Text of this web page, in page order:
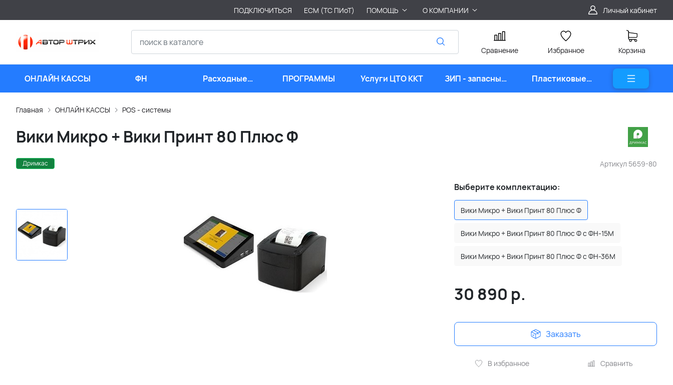
ПОДКЛЮЧИТЬСЯ ЕСМ (ТС ПИоТ) ПОМОЩЬ О КОМПАНИИ Личный кабинет
Сравнение Избранное Корзина
ОНЛАЙН КАССЫ ФН
Расходные
материалы
ПРОГРАММЫ Услуги ЦТО ККТ
ЗИП - запасные
части
Пластиковые
карты
Главная ОНЛАЙН КАССЫ POS - системы
Артикул 5659-80
Вики Микро + Вики Принт 80 Плюс Ф
Дримкас
Выберите комплектацию:
Вики Микро + Вики Принт 80 Плюс Ф
Вики Микро + Вики Принт 80 Плюс Ф с ФН-15М
Вики Микро + Вики Принт 80 Плюс Ф с ФН-36М
30 890 р.
Заказать
В избранное Сравнить